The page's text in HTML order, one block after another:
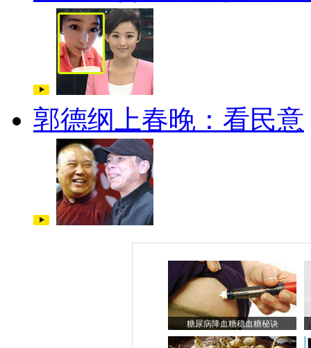
郭德纲上春晚：看民意
糖尿病降血糖稳血糖秘诀